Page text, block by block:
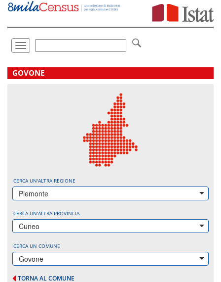
Vai
direttamente
Toggle
navigation
.
GOVONE
CERCA UN'ALTRA REGIONE
Piemonte
CERCA UN'ALTRA PROVINCIA
Cuneo
CERCA UN COMUNE
Govone
TORNA AL COMUNE